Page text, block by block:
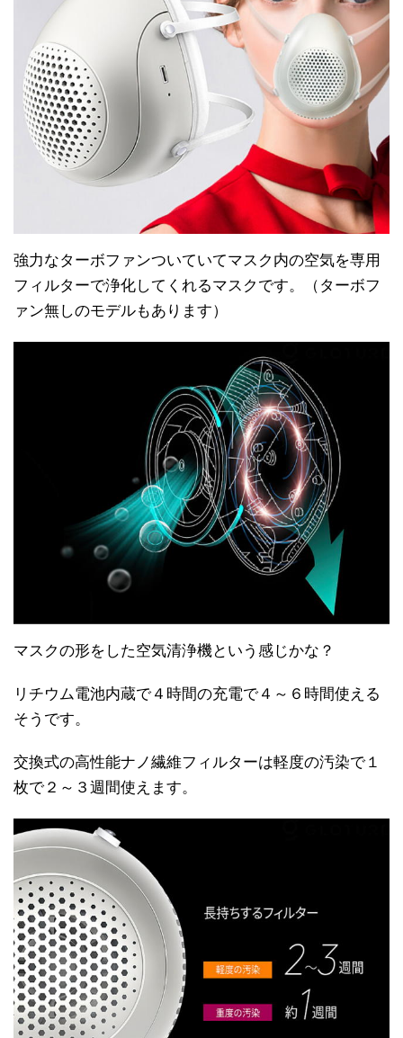
強力なターボファンついていてマスク内の空気を専用
フィルターで浄化してくれるマスクです。（ターボフ
ァン無しのモデルもあります）
マスクの形をした空気清浄機という感じかな？
リチウム電池内蔵で４時間の充電で４～６時間使える
そうです。
交換式の高性能ナノ繊維フィルターは軽度の汚染で１
枚で２～３週間使えます。